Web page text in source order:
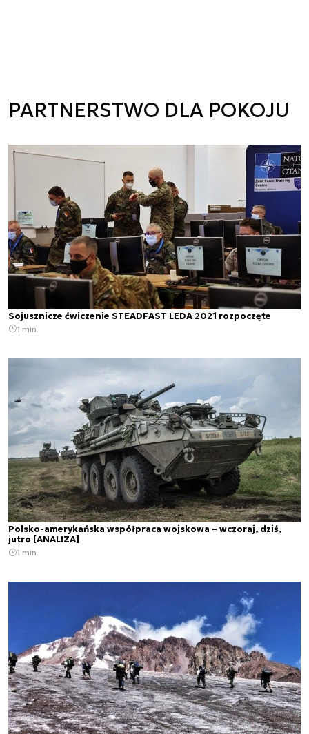
PARTNERSTWO DLA POKOJU
Sojusznicze ćwiczenie STEADFAST LEDA 2021 rozpoczęte
1 min.
Polsko-amerykańska współpraca wojskowa – wczoraj, dziś,
jutro [ANALIZA]
1 min.